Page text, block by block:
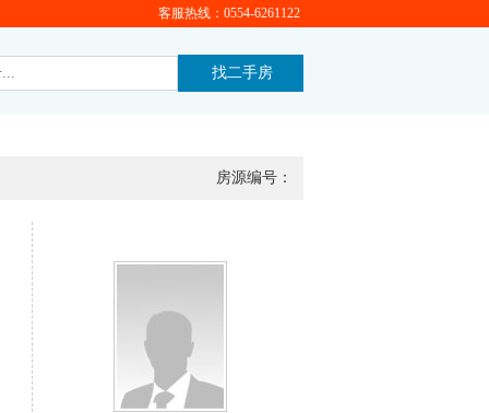
客服热线：0554-6261122
房源编号：